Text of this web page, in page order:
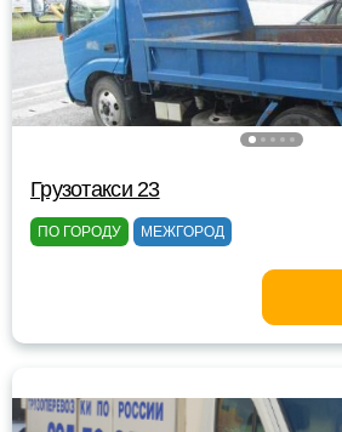
Грузотакси 23
ПО ГОРОДУ МЕЖГОРОД